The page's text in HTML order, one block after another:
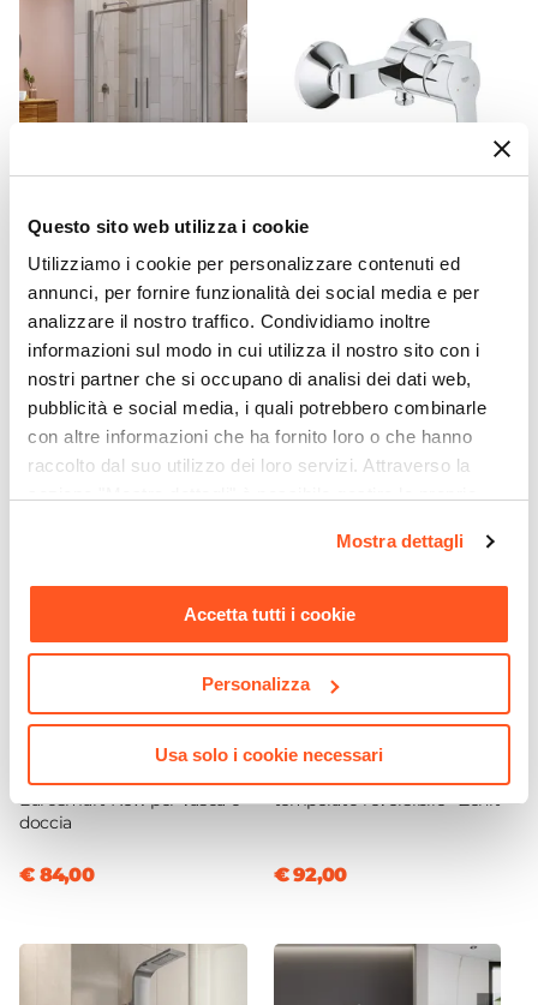
Questo sito web utilizza i cookie
Utilizziamo i cookie per personalizzare contenuti ed
annunci, per fornire funzionalità dei social media e per
analizzare il nostro traffico. Condividiamo inoltre
informazioni sul modo in cui utilizza il nostro sito con i
nostri partner che si occupano di analisi dei dati web,
pubblicità e social media, i quali potrebbero combinarle
con altre informazioni che ha fornito loro o che hanno
raccolto dal suo utilizzo dei loro servizi. Attraverso la
momento. Per maggiori informazioni si invita a leggere la
Mostra dettagli
Accetta tutti i cookie
Personalizza
Usa solo i cookie necessari
Sezione Attacchi A Muro
Ø 3,2 cm|
Dimensioni Soffione
Ø 20 cm
ABS
Materiale Flessibile
Ingombro Massimo
35 cm
Sezione Asta
Ø 2 cm|Ø 2,4 cm
CODICE:LST714-CT
Box doccia 70x140 apertura
saloon con vetro anticalcare
trasparente e profilo cromo
195h - Lost
€ 398,00
CODICE:
Miscelatore esterno per
doccia Grohe Bau Edge in
ottone cromato
€ 59,00
CODICE:33556002
Monocomando rubinetto
con corpo incasso GROHE
Eurosmart New per vasca o
doccia
€ 84,00
CODICE:ZENIT-8
Box doccia sopravasca cm
temperato reversibile - Zenit
€ 92,00